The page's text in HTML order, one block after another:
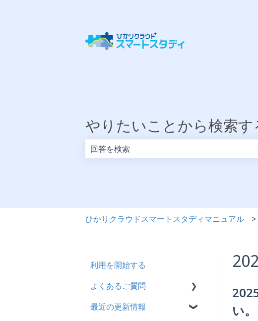
やりたいことから検索す
ひかりクラウドスマートスタディマニュアル
い。
利用を開始する
よくあるご質問
契約
最近の更新情報